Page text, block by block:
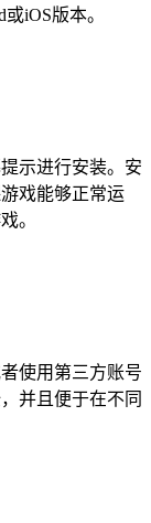
iOS版本。
示进行安装。安
戏能够正常运
。
使用第三方账号
并且便于在不同